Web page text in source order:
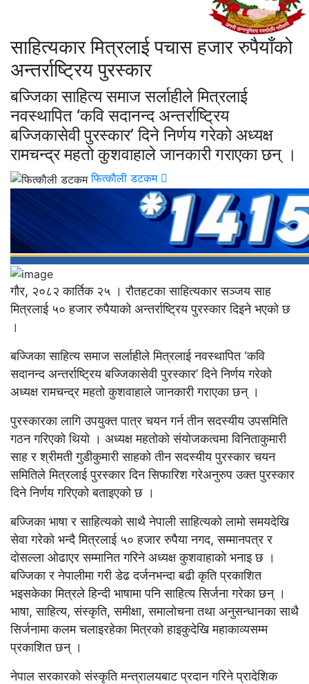
साहित्यकार मित्रलाई पचास हजार रुपैयाँको
अन्तर्राष्ट्रिय पुरस्कार
बज्जिका साहित्य समाज सर्लाहीले मित्रलाई
नवस्थापित ‘कवि सदानन्द अन्तर्राष्ट्रिय
बज्जिकासेवी पुरस्कार’ दिने निर्णय गरेको अध्यक्ष
रामचन्द्र महतो कुशवाहाले जानकारी गराएका छन् ।
फित्काैली डटकम
गाैर, २०८२ कार्तिक २५ । रौतहटका साहित्यकार सञ्जय साह
मित्रलाई ५० हजार रुपैयाको अन्तर्राष्ट्रिय पुरस्कार दिइने भएको छ
।
बज्जिका साहित्य समाज सर्लाहीले मित्रलाई नवस्थापित ‘कवि
सदानन्द अन्तर्राष्ट्रिय बज्जिकासेवी पुरस्कार’ दिने निर्णय गरेको
अध्यक्ष रामचन्द्र महतो कुशवाहाले जानकारी गराएका छन् ।
पुरस्कारका लागि उपयुक्त पात्र चयन गर्न तीन सदस्यीय उपसमिति
गठन गरिएको थियो । अध्यक्ष महतोको संयोजकत्वमा विनिताकुमारी
साह र श्रीमती गुडीकुमारी साहको तीन सदस्यीय पुरस्कार चयन
समितिले मित्रलाई पुरस्कार दिन सिफारिश गरेअनुरुप उक्त पुरस्कार
दिने निर्णय गरिएको बताइएको छ ।
बज्जिका भाषा र साहित्यको साथै नेपाली साहित्यको लामो समयदेखि
सेवा गरेको भन्दै मित्रलाई ५० हजार रुपैया नगद, सम्मानपत्र र
दोसल्ला ओढाएर सम्मानित गरिने अध्यक्ष कुशवाहाको भनाइ छ ।
बज्जिका र नेपालीमा गरी डेढ दर्जनभन्दा बढी कृति प्रकाशित
भइसकेका मित्रले हिन्दी भाषामा पनि साहित्य सिर्जना गरेका छन् ।
भाषा, साहित्य, संस्कृति, समीक्षा, समालोचना तथा अनुसन्धानका साथै
सिर्जनामा कलम चलाइरहेका मित्रको हाइकुदेखि महाकाव्यसम्म
प्रकाशित छन् ।
नेपाल सरकारको संस्कृति मन्त्रालयबाट प्रदान गरिने प्रादेशिक